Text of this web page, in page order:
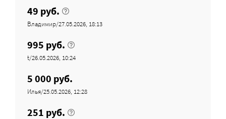
49 руб.
Владимир/27.05.2026, 18:13
995 руб.
t/26.05.2026, 10:24
5 000 руб.
Илья/25.05.2026, 12:28
251 руб.